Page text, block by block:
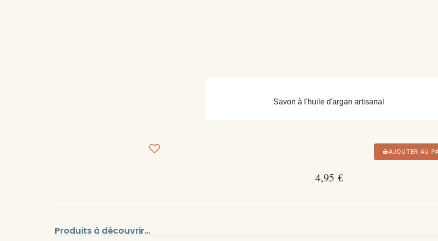
Savon à l'huile d'argan artisanal
AJOUTER AU
4,95 €
Produits à découvrir...